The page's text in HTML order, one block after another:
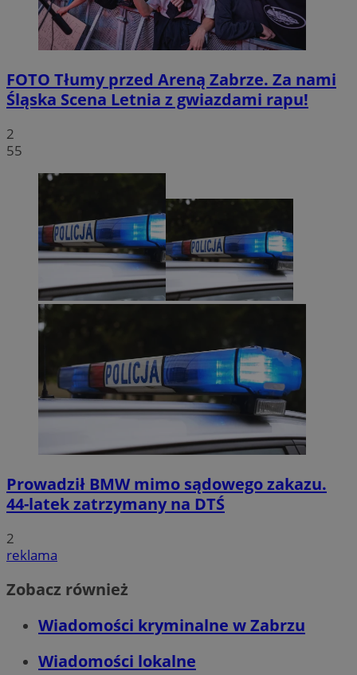
FOTO Tłumy przed Areną Zabrze. Za nami
Śląska Scena Letnia z gwiazdami rapu!
2
55
Prowadził BMW mimo sądowego zakazu.
44-latek zatrzymany na DTŚ
2
reklama
Zobacz również
Wiadomości kryminalne w Zabrzu
Wiadomości lokalne